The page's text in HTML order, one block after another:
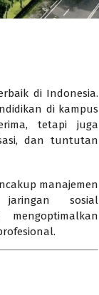
di Indonesia.
di kampus
tetapi juga
dan tuntutan
manajemen
jaringan sosial